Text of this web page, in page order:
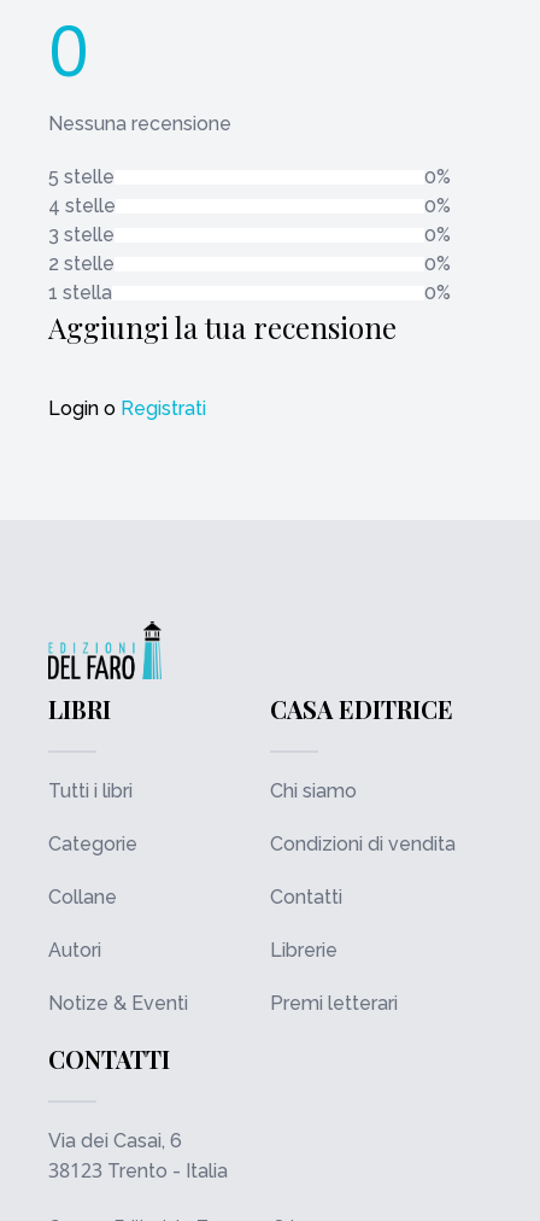
0
Nessuna recensione
5 stelle
0%
4 stelle
0%
3 stelle
0%
2 stelle
0%
1 stella
0%
Aggiungi la tua recensione
Login o Registrati
LIBRI
Tutti i libri
Categorie
Collane
Autori
Notize & Eventi
CASA EDITRICE
Chi siamo
Condizioni di vendita
Contatti
Librerie
Premi letterari
CONTATTI
Via dei Casai, 6
38123 Trento - Italia